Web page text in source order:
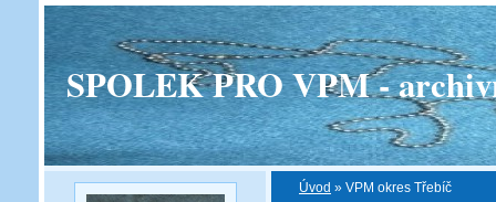
SPOLEK PRO VPM -
Úvod » VPM okres Třebíč